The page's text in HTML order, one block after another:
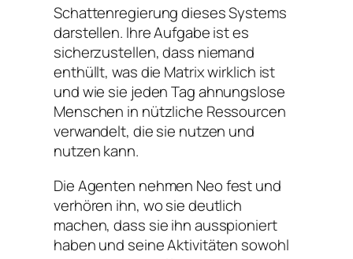
Schattenregierung dieses Systems
darstellen. Ihre Aufgabe ist es
sicherzustellen, dass niemand
enthüllt, was die Matrix wirklich ist
und wie sie jeden Tag ahnungslose
Menschen in nützliche Ressourcen
verwandelt, die sie nutzen und
nutzen kann.
Die Agenten nehmen Neo fest und
verhören ihn, wo sie deutlich
machen, dass sie ihn ausspioniert
haben und seine Aktivitäten sowohl